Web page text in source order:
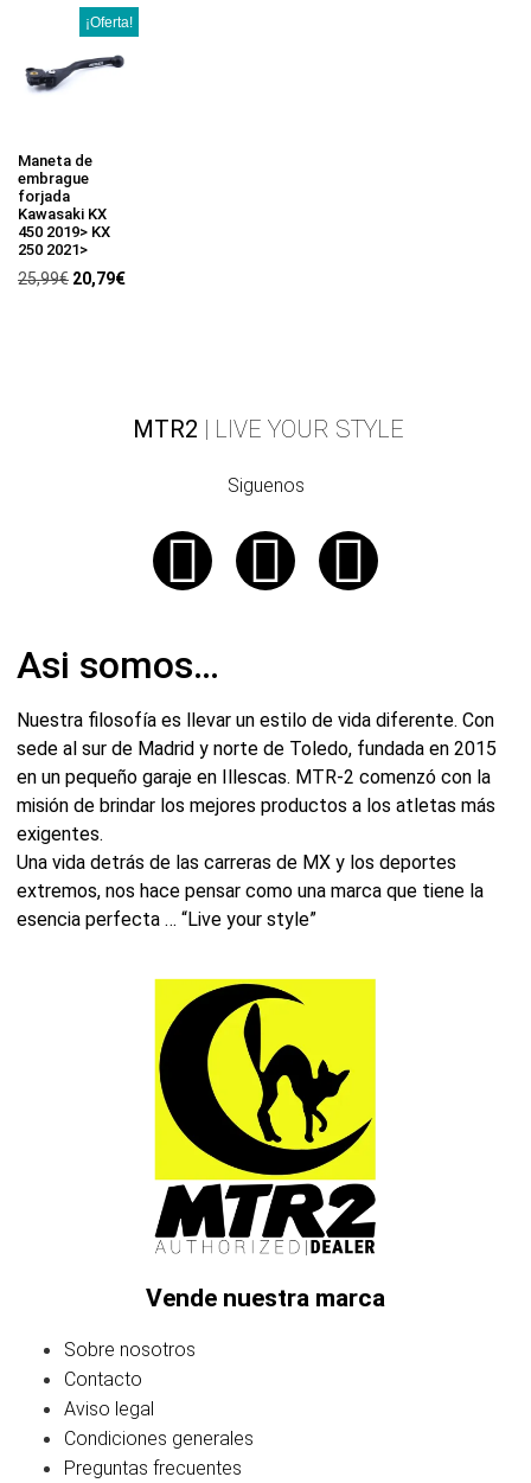
¡Oferta!
Maneta de
embrague
forjada
Kawasaki KX
450 2019> KX
250 2021>
25,99€ 20,79€
MTR2 | LIVE YOUR STYLE
Siguenos
Asi somos…
Nuestra filosofía es llevar un estilo de vida diferente. Con
sede al sur de Madrid y norte de Toledo, fundada en 2015
en un pequeño garaje en Illescas. MTR-2 comenzó con la
misión de brindar los mejores productos a los atletas más
exigentes.
Una vida detrás de las carreras de MX y los deportes
extremos, nos hace pensar como una marca que tiene la
esencia perfecta … “Live your style”
Vende nuestra marca
Sobre nosotros
Contacto
Aviso legal
Condiciones generales
Preguntas frecuentes